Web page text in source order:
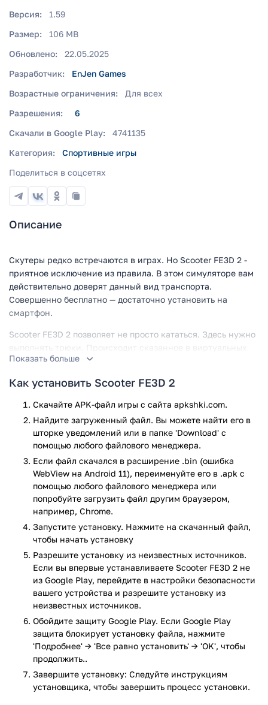
Версия:
1.59
Размер:
106 MB
Обновлено:
22.05.2025
Разработчик:
EnJen Games
Возрастные ограничения:
Для всех
Разрешения:
6
Скачали в Google Play:
4741135
Категория:
Спортивные игры
Поделиться в соцсетях
Описание
Скутеры редко встречаются в играх. Но Scooter FE3D 2 -
приятное исключение из правила. В этом симуляторе вам
действительно доверят данный вид транспорта.
Совершенно бесплатно — достаточно установить на
смартфон.
Scooter FE3D 2 позволяет не просто кататься. Здесь нужно
выполнять трюки. Происходит сказанное в виртуальных
скейт-парках. Надоели площадки, сделанные
редактор для создания собственных.
К слову, в Scooter FE3D 2 настраивается все. Хотите
перекрасить скутер? Пожалуйста. Кроме того, меняются
его детали. С персонажем аналогичная история. Во-
первых, их здесь несколько. Берите близкого по духу.
Во-вторых, героя можно одеть во что угодно. В любом
стиле. На выбор десятки головных уборов, ботинок,
аксессуаров и так далее. Также доступна прокачка
умений. Способности аватара растут — по мере
накопления опыта.
Scooter FE3D 2 предлагает 3 режима. Самый свободный из
них - "Free Mode". Он идеален, чтобы расслабиться. Нет
никаких временных ограничений. Катайтесь в свое
удовольствие — где и сколько хотите.
Другое дело "S-C-O-O-T". В нем придется совершать
определенные трюки. Иначе победить невозможно.
Помимо прочего, имеется "Аркада". Геймерам дается 3
минуты на сбор максимального количества баллов.
Отдельных похвал заслуживает музыка. Она отлично
отражает происходящее на экране. Ее исполняют
талантливые артисты. Что касается обновлений, они
Показать больше
Как установить Scooter FE3D 2
Скачайте APK-файл игры с сайта apkshki.com.
Найдите загруженный файл. Вы можете найти его в
шторке уведомлений или в папке 'Download' с
помощью любого файлового менеджера.
Если файл скачался в расширение .bin (ошибка
WebView на Android 11), переименуйте его в .apk с
помощью любого файлового менеджера или
попробуйте загрузить файл другим браузером,
например, Chrome.
Запустите установку. Нажмите на скачанный файл,
чтобы начать установку
Разрешите установку из неизвестных источников.
Если вы впервые устанавливаете Scooter FE3D 2 не
из Google Play, перейдите в настройки безопасности
вашего устройства и разрешите установку из
неизвестных источников.
Обойдите защиту Google Play. Если Google Play
защита блокирует установку файла, нажмите
'Подробнее' → 'Все равно установить' → 'OK', чтобы
продолжить..
Завершите установку: Следуйте инструкциям
установщика, чтобы завершить процесс установки.